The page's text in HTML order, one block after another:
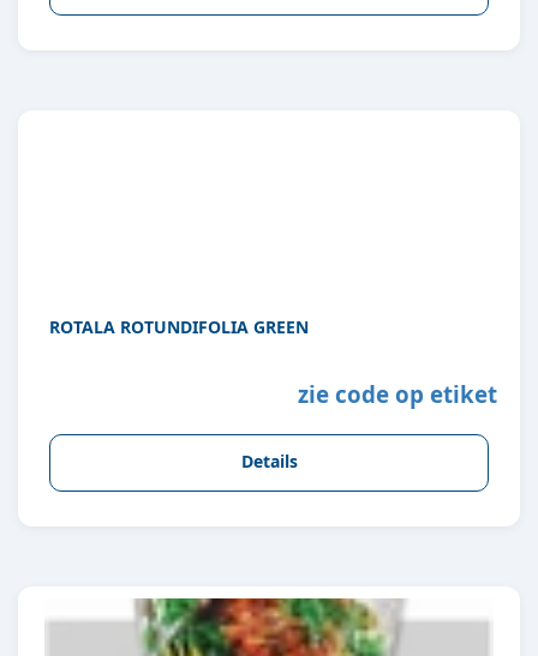
ROTALA ROTUNDIFOLIA GREEN
zie code op etiket
Details